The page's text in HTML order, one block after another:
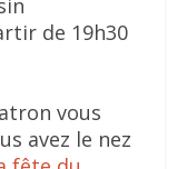
de 19h30
vous
avez le nez